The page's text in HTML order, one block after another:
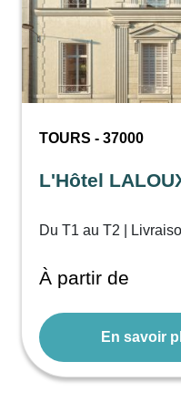
TOURS - 37000
L'Hôtel
Du T1 au T2 |
À partir de
En savoir